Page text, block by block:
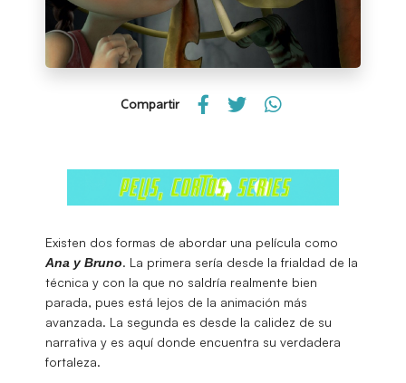
Compartir
Existen dos formas de abordar una película como
Ana y Bruno. La primera sería desde la frialdad de la
técnica y con la que no saldría realmente bien
parada, pues está lejos de la animación más
avanzada. La segunda es desde la calidez de su
narrativa y es aquí donde encuentra su verdadera
fortaleza.